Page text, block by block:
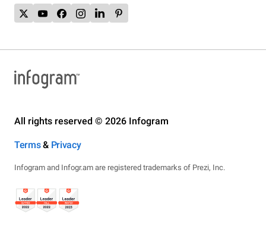
All rights reserved © 2026 Infogram
Terms& Privacy
Infogram and Infogr.am are registered trademarks of Prezi, Inc.